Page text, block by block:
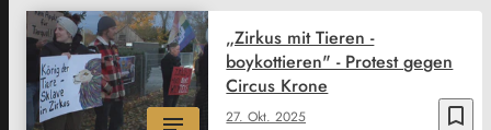
bookmark_border
27. Okt. 2025
„Zirkus mit Tieren -
boykottieren" - Protest gegen
Circus Krone